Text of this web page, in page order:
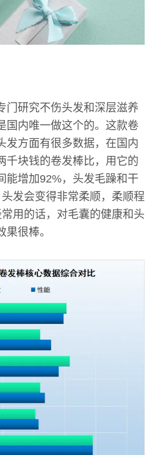
门研究不伤头发和深层滋养
国内唯一做这个的。这款卷
发方面有很多数据，在国内
千块钱的卷发棒比，用它的
能增加92%，头发毛躁和干
发会变得非常柔顺，柔顺程
用的话，对毛囊的健康和头
很棒。